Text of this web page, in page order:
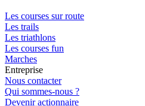
Les courses sur route
Les trails
Les triathlons
Les courses fun
Marches
Entreprise
Nous contacter
Qui sommes-nous ?
Devenir actionnaire